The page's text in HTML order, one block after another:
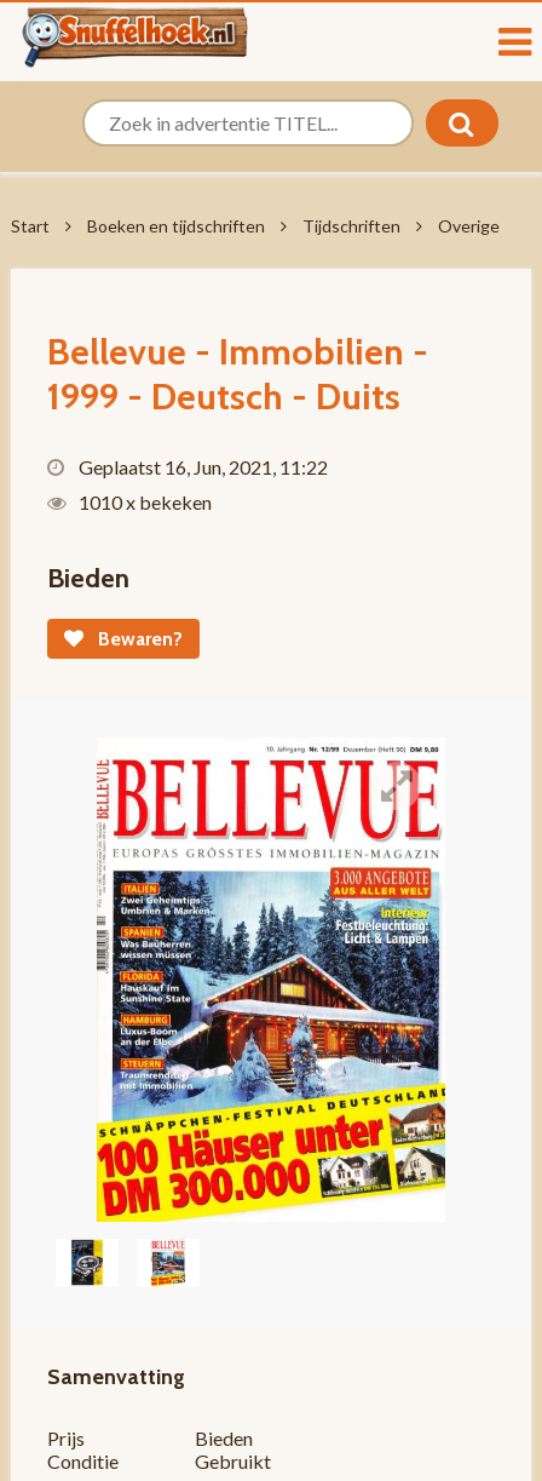
Start Boeken en tijdschriften Tijdschriften Overige
Bellevue - Immobilien -
1999 - Deutsch - Duits
Geplaatst 16, Jun, 2021, 11:22
1010 x bekeken
Bieden
Bewaren?
Samenvatting
Prijs
Bieden
Conditie
Gebruikt